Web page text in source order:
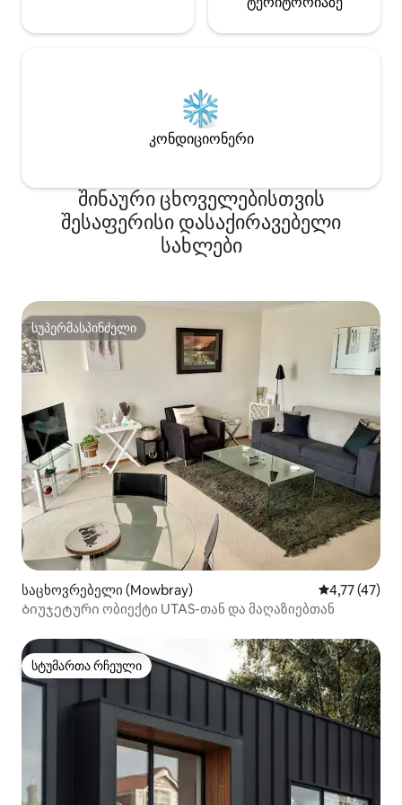
კონდიციონერი
შინაური ცხოველებისთვის
შესაფერისი დასაქირავებელი
სახლები
სუპერმასპინძელი
სუპერმასპინძელი
საცხოვრებელი (Mowbray) საშუალო
4,77 (47)
Ბიუჯეტური ობიექტი UTAS-თან და მაღაზიებთან
სტუმართა რჩეული
სტუმართა რჩეული